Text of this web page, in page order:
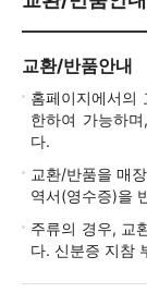
교환/반품안내
홈페이지에서의
한하여 가능하
다.
교환/반품을 매
역서(영수증)을
주류의 경우, 교
다. 신분증 지참